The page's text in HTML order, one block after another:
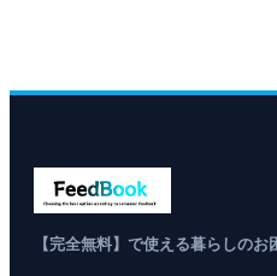
【完全無料】で使える暮らしの